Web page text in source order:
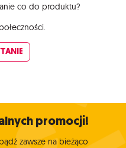
co do produktu?
promocji!
zawsze na bieżąco